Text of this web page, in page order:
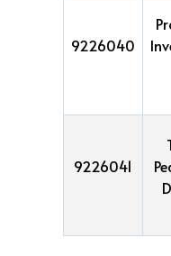
9226040
9226041